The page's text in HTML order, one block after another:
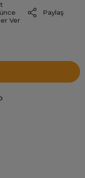
Ver
Paylaş